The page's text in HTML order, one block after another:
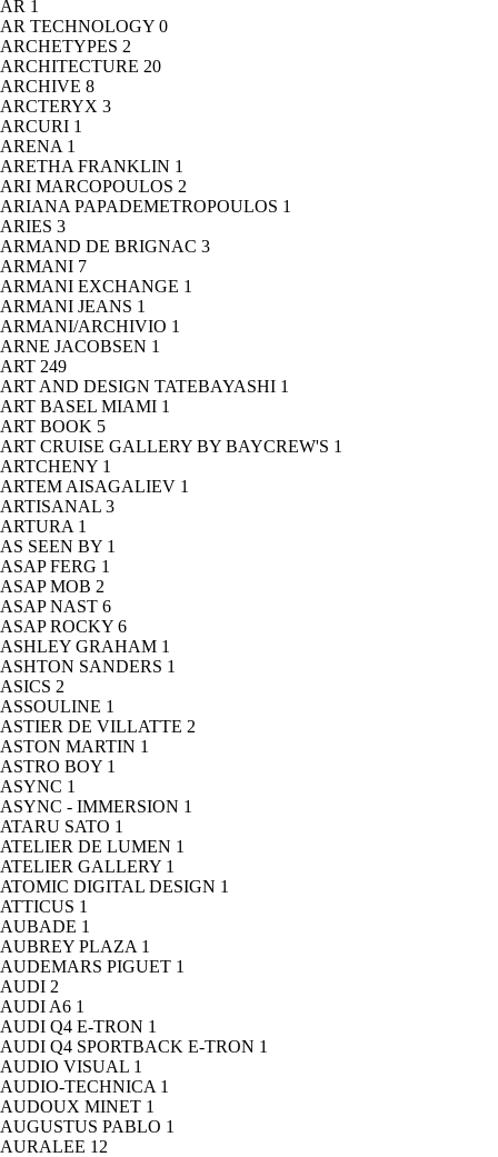
AR 1
AR TECHNOLOGY 0
ARCHETYPES 2
ARCHITECTURE 20
ARCHIVE 8
ARCTERYX 3
ARCURI 1
ARENA 1
ARETHA FRANKLIN 1
ARI MARCOPOULOS 2
ARIANA PAPADEMETROPOULOS 1
ARIES 3
ARMAND DE BRIGNAC 3
ARMANI 7
ARMANI EXCHANGE 1
ARMANI JEANS 1
ARMANI/ARCHIVIO 1
ARNE JACOBSEN 1
ART 249
ART AND DESIGN TATEBAYASHI 1
ART BASEL MIAMI 1
ART BOOK 5
ART CRUISE GALLERY BY BAYCREW'S 1
ARTCHENY 1
ARTEM AISAGALIEV 1
ARTISANAL 3
ARTURA 1
AS SEEN BY 1
ASAP FERG 1
ASAP MOB 2
ASAP NAST 6
ASAP ROCKY 6
ASHLEY GRAHAM 1
ASHTON SANDERS 1
ASICS 2
ASSOULINE 1
ASTIER DE VILLATTE 2
ASTON MARTIN 1
ASTRO BOY 1
ASYNC 1
ASYNC - IMMERSION 1
ATARU SATO 1
ATELIER DE LUMEN 1
ATELIER GALLERY 1
ATOMIC DIGITAL DESIGN 1
ATTICUS 1
AUBADE 1
AUBREY PLAZA 1
AUDEMARS PIGUET 1
AUDI 2
AUDI A6 1
AUDI Q4 E-TRON 1
AUDI Q4 SPORTBACK E-TRON 1
AUDIO VISUAL 1
AUDIO-TECHNICA 1
AUDOUX MINET 1
AUGUSTUS PABLO 1
AURALEE 12